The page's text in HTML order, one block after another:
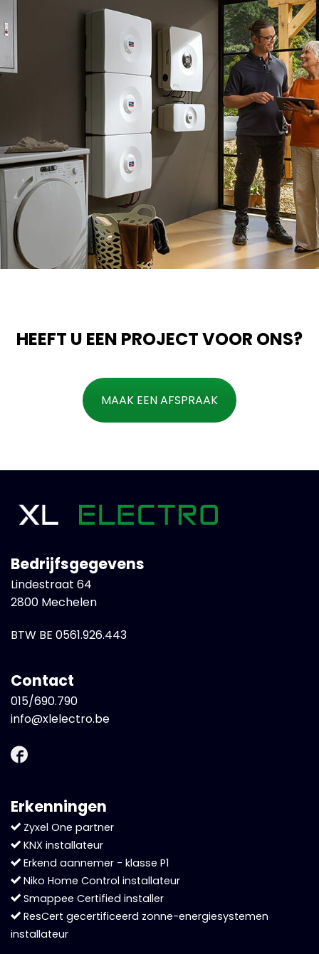
HEEFT U EEN PROJECT VOOR ONS?
MAAK EEN AFSPRAAK
Bedrijfsgegevens
Lindestraat 64
2800 Mechelen
BTW BE 0561.926.443
Contact
015/690.790
info@xlelectro.be
Erkenningen
Zyxel One partner
KNX installateur
Erkend aannemer - klasse P1
Niko Home Control installateur
Smappee Certified installer
ResCert gecertificeerd zonne-energiesystemen
installateur